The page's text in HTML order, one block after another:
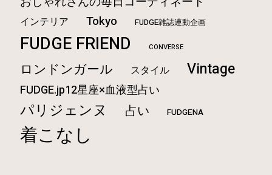
インテリア Tokyo FUDGE雑誌連動企画
FUDGE FRIEND CONVERSE
ロンドンガール スタイル Vintage
FUDGE.jp12星座×血液型占い
パリジェンヌ 占い FUDGENA
着こなし